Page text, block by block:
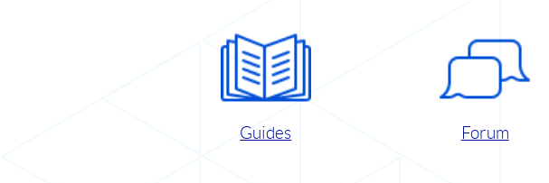
Guides Forum